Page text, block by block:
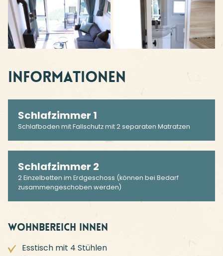
Informationen
Schlafzimmer 1
Schlafboden mit Fallschutz mit 2 separaten Matratzen
Schlafzimmer 2
2 Einzelbetten im Erdgeschoss (können bei Bedarf
zusammengeschoben werden)
Wohnbereich innen
Esstisch mit 4 Stühlen